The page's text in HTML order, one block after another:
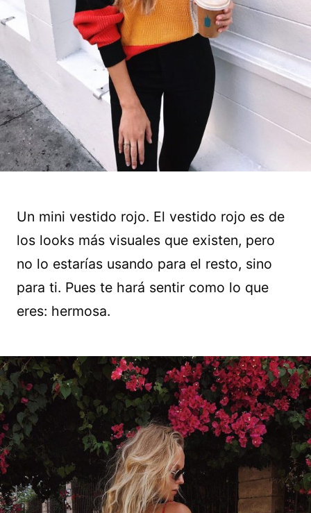
Un mini vestido rojo. El vestido rojo es de
los looks más visuales que existen, pero
no lo estarías usando para el resto, sino
para ti. Pues te hará sentir como lo que
eres: hermosa.